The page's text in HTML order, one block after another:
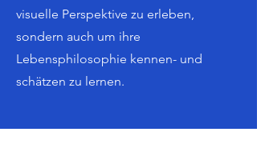
visuelle Perspektive zu erleben,
sondern auch um ihre
Lebensphilosophie kennen- und
schätzen zu lernen.